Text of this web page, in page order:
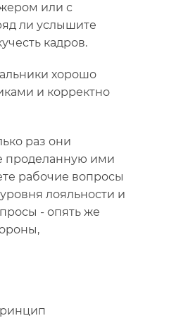
или с
ли услышите
кадров.
хорошо
и корректно
раз они
проделанную ими
рабочие вопросы
лояльности и
- опять же